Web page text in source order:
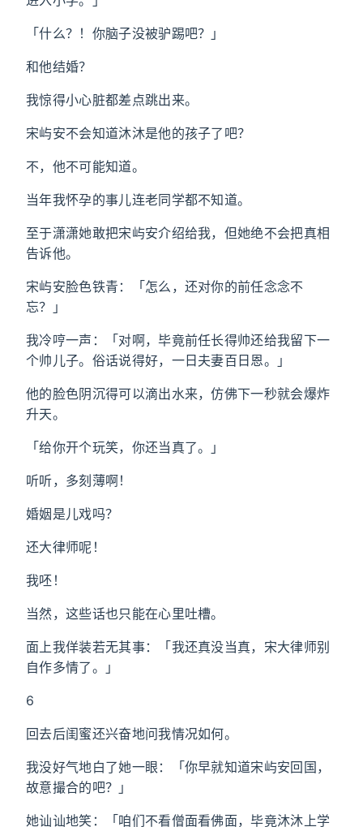
「什么？！你脑子没被驴踢吧？」
和他结婚？
我惊得小心脏都差点跳出来。
宋屿安不会知道沐沐是他的孩子了吧？
不，他不可能知道。
当年我怀孕的事儿连老同学都不知道。
至于潇潇她敢把宋屿安介绍给我，但她绝不会把真相
告诉他。
宋屿安脸色铁青：「怎么，还对你的前任念念不
忘？」
我冷哼一声：「对啊，毕竟前任长得帅还给我留下一
个帅儿子。俗话说得好，一日夫妻百日恩。」
他的脸色阴沉得可以滴出水来，仿佛下一秒就会爆炸
升天。
「给你开个玩笑，你还当真了。」
听听，多刻薄啊！
婚姻是儿戏吗？
还大律师呢！
我呸！
当然，这些话也只能在心里吐槽。
面上我佯装若无其事：「我还真没当真，宋大律师别
自作多情了。」
6
回去后闺蜜还兴奋地问我情况如何。
我没好气地白了她一眼：「你早就知道宋屿安回国，
故意撮合的吧？」
她讪讪地笑：「咱们不看僧面看佛面，毕竟沐沐上学